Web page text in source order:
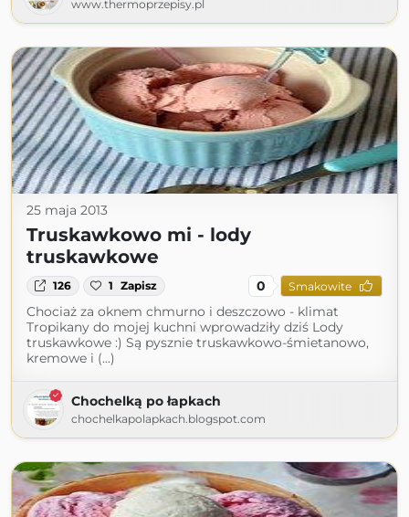
www.thermoprzepisy.pl
25 maja 2013
Truskawkowo mi - lody
truskawkowe
126 1 Zapisz 0 Smakowite
Chociaż za oknem chmurno i deszczowo - klimat
Tropikany do mojej kuchni wprowadziły dziś Lody
truskawkowe :) Są pysznie truskawkowo-śmietanowo,
kremowe i (...)
Chochelką po łapkach
chochelkapolapkach.blogspot.com